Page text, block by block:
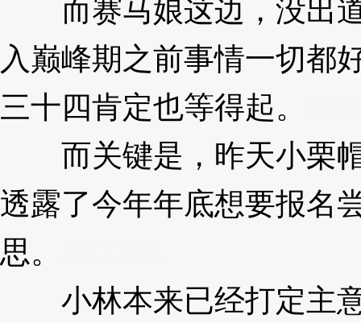
而赛马娘这边，没出道
入巅峰期之前事情一切都
三十四肯定也等得起。
而关键是，昨天小栗帽
透露了今年年底想要报名
思。
小林本来已经打定主意